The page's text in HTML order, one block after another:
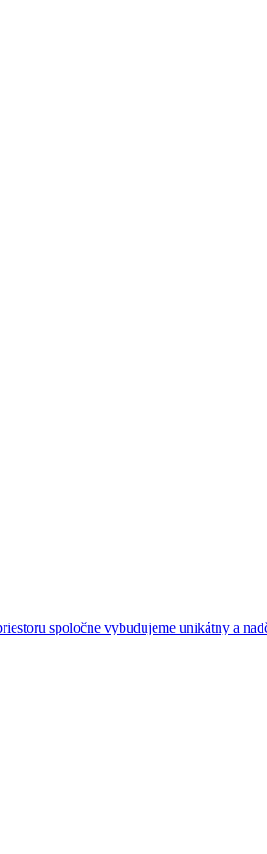
spoločne vybudujeme unikátny a